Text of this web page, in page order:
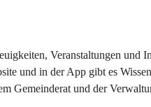
Veranstaltungen
und in der App gibt es
Gemeinderat und der